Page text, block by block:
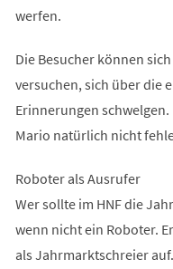
werfen.
Die Besucher können
versuchen, sich über die
Erinnerungen
Mario natürlich nicht
Roboter als Ausrufer
Wer sollte im HNF die
wenn nicht ein Roboter.
als Jahrmarktschreier